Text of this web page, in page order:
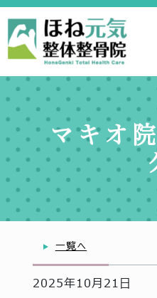
マキオ
一覧へ
2025年10月21日